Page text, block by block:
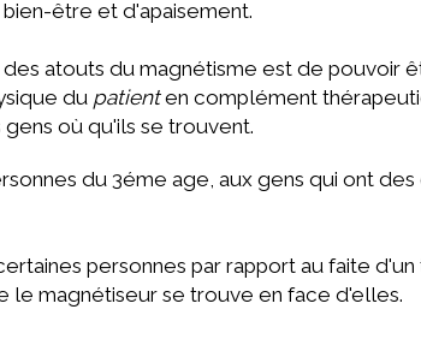
être et d'apaisement.
des atouts du magnétisme est de pouvoir
du patienten complément
gens où qu'ils se trouvent.
du 3éme age, aux gens qui ont
personnes par rapport au faite
le magnétiseur se trouve en face d'elles.